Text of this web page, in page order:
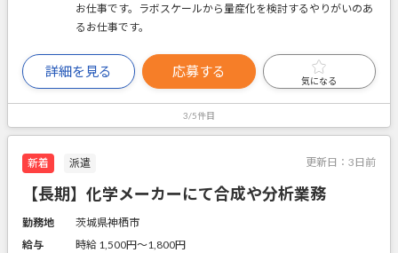
お仕事です。ラボスケールから量産化を検討するやりがいのあ
るお仕事です。
詳細を見る 応募する
気になる
3/5件目
新着 派遣 更新日： 3日前
【長期】化学メーカーにて合成や分析業務
勤務地
茨城県神栖市
給与
時給 1,500円〜1,800円